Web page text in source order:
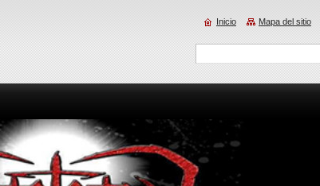
Inicio Mapa del sitio